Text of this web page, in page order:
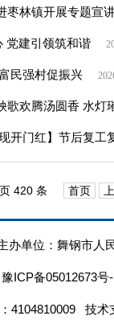
枣林镇开展专题宣
党建引领筑和谐
民强村促振兴
歌欢腾汤圆香 水灯
开门红】节后复工
420 条 首页
办单位：舞钢市人
豫ICP备05012673号
4104810009 技术